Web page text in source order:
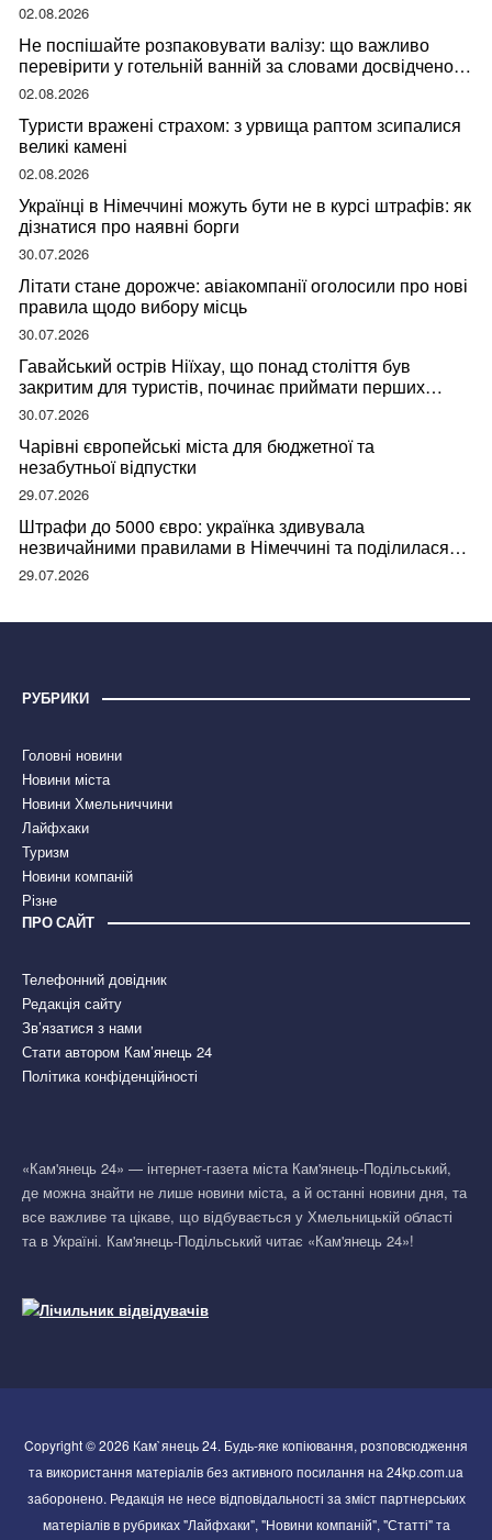
02.08.2026
Не поспішайте розпаковувати валізу: що важливо
перевірити у готельній ванній за словами досвідченої
мандрівниці
02.08.2026
Туристи вражені страхом: з урвища раптом зсипалися
великі камені
02.08.2026
Українці в Німеччині можуть бути не в курсі штрафів: як
дізнатися про наявні борги
30.07.2026
Літати стане дорожче: авіакомпанії оголосили про нові
правила щодо вибору місць
30.07.2026
Гавайський острів Ніїхау, що понад століття був
закритим для туристів, починає приймати перших
відвідувачів
30.07.2026
Чарівні європейські міста для бюджетної та
незабутньої відпустки
29.07.2026
Штрафи до 5000 євро: українка здивувала
незвичайними правилами в Німеччині та поділилася
правдою
29.07.2026
РУБРИКИ
Головні новини
Новини міста
Новини Хмельниччини
Лайфхаки
Туризм
Новини компаній
Різне
ПРО САЙТ
Телефонний довідник
Редакція сайту
Зв’язатися з нами
Стати автором Кам’янець 24
Політика конфіденційності
«Кам'янець 24» — інтернет-газета міста Кам'янець-Подільський,
де можна знайти не лише новини міста, а й останні новини дня, та
все важливе та цікаве, що відбувається у Хмельницькій області
та в Україні. Кам'янець-Подільський читає «Кам'янець 24»!
Copyright © 2026 Кам`янець 24. Будь-яке копіювання, розповсюдження
та використання матеріалів без активного посилання на 24kp.com.ua
заборонено. Редакція не несе відповідальності за зміст партнерських
матеріалів в рубриках "Лайфхаки", "Новини компаній", "Статті" та